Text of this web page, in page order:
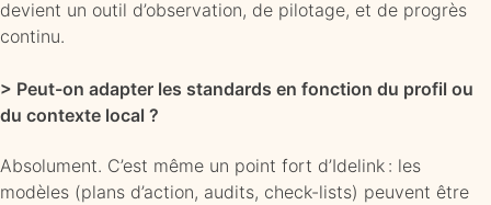
devient un outil d’observation, de pilotage, et de progrès
continu.
> Peut-on adapter les standards en fonction du profil ou
du contexte local ?
Absolument. C’est même un point fort d’Idelink : les
modèles (plans d’action, audits, check-lists) peuvent être